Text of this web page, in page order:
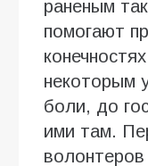
раненым
помогают
некоторым
боли, до
ими там.